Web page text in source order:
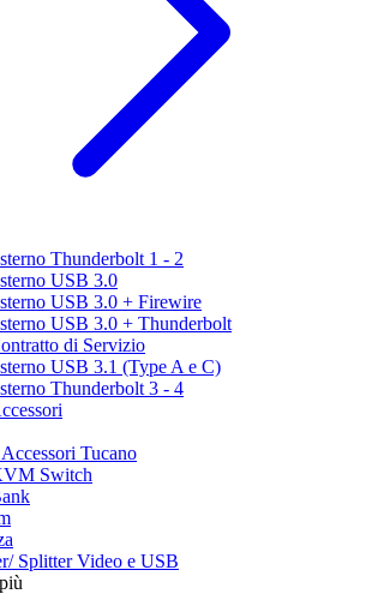
Thunderbolt 1 - 2
USB 3.0
USB 3.0 + Firewire
USB 3.0 + Thunderbolt
di Servizio
USB 3.1 (Type A e C)
Thunderbolt 3 - 4
Tucano
Switch
Splitter Video e USB